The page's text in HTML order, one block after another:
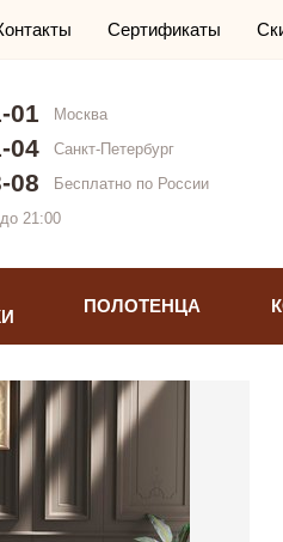
Сертификаты
01 Москва
04 Санкт-Петербург
08
Бесплатно по России
21:00
ПОЛОТЕНЦА